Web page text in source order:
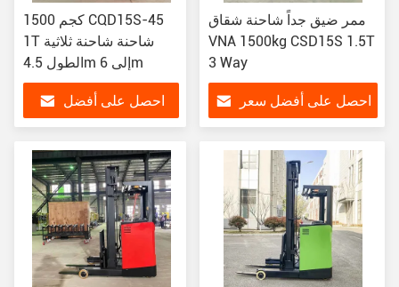
1500 كجم CQD15S-45
1T شاحنة شاحنة ثلاثية
الطول 4.5m إلى 6m
احصل على أفضل
ممر ضيق جداً شاحنة شقاق
VNA 1500kg CSD15S 1.5T
3 Way
احصل على أفضل سعر